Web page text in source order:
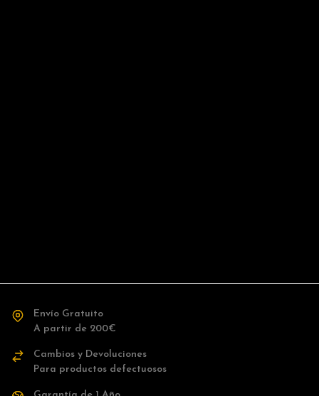
Envío Gratuito
A partir de 200€
Cambios y Devoluciones
Para productos defectuosos